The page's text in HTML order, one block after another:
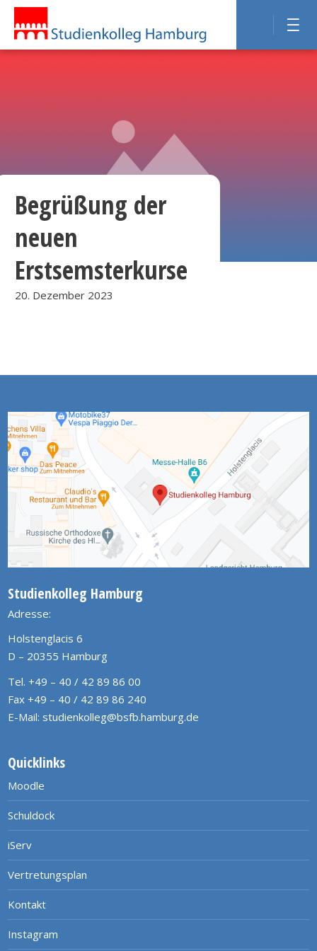
Begrüßung der
neuen
Erstsemsterkurse
20. Dezember 2023
Studienkolleg Hamburg
Adresse:
Holstenglacis 6
D – 20355 Hamburg
Tel. +49 – 40 / 42 89 86 00
Fax +49 – 40 / 42 89 86 240
E-Mail: studienkolleg@bsfb.hamburg.de
Quicklinks
Moodle
Schuldock
iServ
Vertretungsplan
Kontakt
Instagram